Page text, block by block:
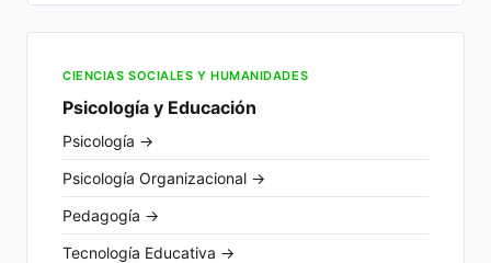
CIENCIAS SOCIALES Y HUMANIDADES
Psicología y Educación
Psicología →
Psicología Organizacional →
Pedagogía →
Tecnología Educativa →